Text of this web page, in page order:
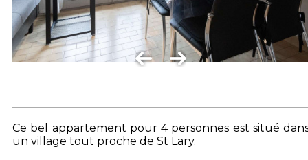
Ce bel appartement pour 4 personnes est situé
un village tout proche de St Lary.